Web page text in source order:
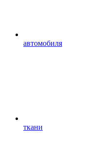
автомобиля
ткани